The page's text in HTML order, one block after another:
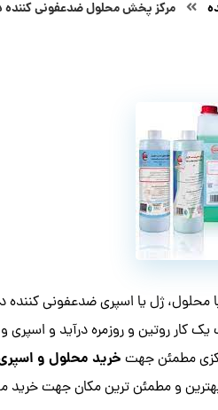
مرکز پخش محلول ضدعفونی
ژل یا اسپری ضدعفونی کننده
کار روتین و روزمره درآید و
مطمئن جهت خرید محلول و
و مطمئن ترین مکان جهت